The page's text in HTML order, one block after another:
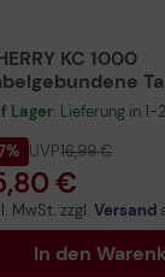
KC 1000
DE -
Lager: Lieferung in
UVP16,99 €
€
MwSt. zzgl. Versand
In den